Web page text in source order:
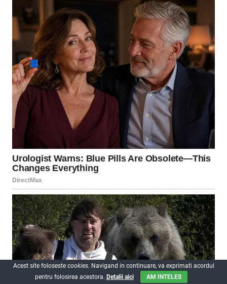
Acest site foloseste cookies. Navigand in continuare, va exprimati acordul
pentru folosirea acestora. Detalii aici AM INTELES